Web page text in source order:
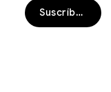
Suscríbete